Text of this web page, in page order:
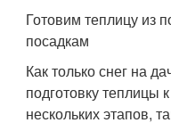
Готовим теплицу из
посадкам
Как только снег на
подготовку теплицы
нескольких этапов,